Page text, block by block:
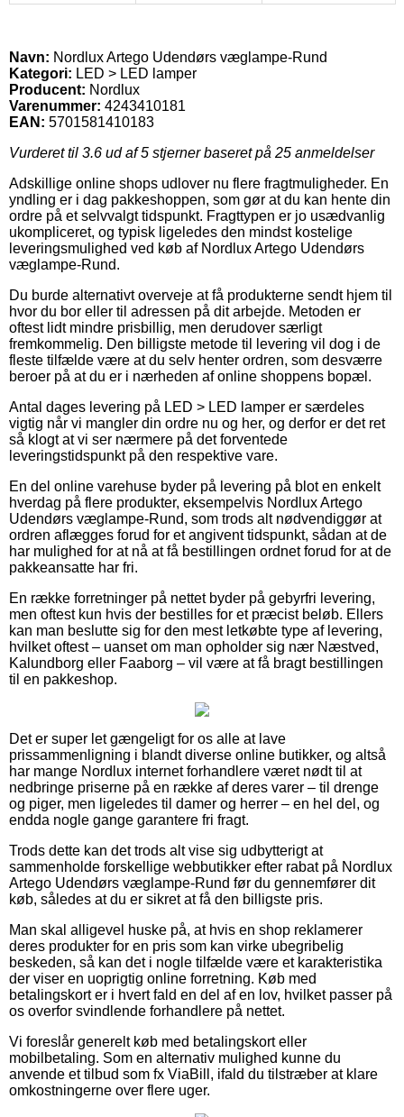
Navn: Nordlux Artego Udendørs væglampe-Rund
Kategori: LED > LED lamper
Producent: Nordlux
Varenummer: 4243410181
EAN: 5701581410183
Vurderet til 3.6 ud af 5 stjerner baseret på 25 anmeldelser
Adskillige online shops udlover nu flere fragtmuligheder. En
yndling er i dag pakkeshoppen, som gør at du kan hente din
ordre på et selvvalgt tidspunkt. Fragttypen er jo usædvanlig
ukompliceret, og typisk ligeledes den mindst kostelige
leveringsmulighed ved køb af Nordlux Artego Udendørs
væglampe-Rund.
Du burde alternativt overveje at få produkterne sendt hjem til
hvor du bor eller til adressen på dit arbejde. Metoden er
oftest lidt mindre prisbillig, men derudover særligt
fremkommelig. Den billigste metode til levering vil dog i de
fleste tilfælde være at du selv henter ordren, som desværre
beroer på at du er i nærheden af online shoppens bopæl.
Antal dages levering på LED > LED lamper er særdeles
vigtig når vi mangler din ordre nu og her, og derfor er det ret
så klogt at vi ser nærmere på det forventede
leveringstidspunkt på den respektive vare.
En del online varehuse byder på levering på blot en enkelt
hverdag på flere produkter, eksempelvis Nordlux Artego
Udendørs væglampe-Rund, som trods alt nødvendiggør at
ordren aflægges forud for et angivent tidspunkt, sådan at de
har mulighed for at nå at få bestillingen ordnet forud for at de
pakkeansatte har fri.
En række forretninger på nettet byder på gebyrfri levering,
men oftest kun hvis der bestilles for et præcist beløb. Ellers
kan man beslutte sig for den mest letkøbte type af levering,
hvilket oftest – uanset om man opholder sig nær Næstved,
Kalundborg eller Faaborg – vil være at få bragt bestillingen
til en pakkeshop.
Det er super let gængeligt for os alle at lave
prissammenligning i blandt diverse online butikker, og altså
har mange Nordlux internet forhandlere været nødt til at
nedbringe priserne på en række af deres varer – til drenge
og piger, men ligeledes til damer og herrer – en hel del, og
endda nogle gange garantere fri fragt.
Trods dette kan det trods alt vise sig udbytterigt at
sammenholde forskellige webbutikker efter rabat på Nordlux
Artego Udendørs væglampe-Rund før du gennemfører dit
køb, således at du er sikret at få den billigste pris.
Man skal alligevel huske på, at hvis en shop reklamerer
deres produkter for en pris som kan virke ubegribelig
beskeden, så kan det i nogle tilfælde være et karakteristika
der viser en uoprigtig online forretning. Køb med
betalingskort er i hvert fald en del af en lov, hvilket passer på
os overfor svindlende forhandlere på nettet.
Vi foreslår generelt køb med betalingskort eller
mobilbetaling. Som en alternativ mulighed kunne du
anvende et tilbud som fx ViaBill, ifald du tilstræber at klare
omkostningerne over flere uger.